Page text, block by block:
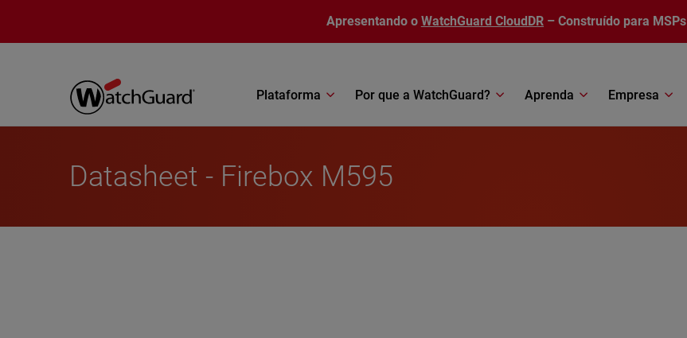
Apresentando o WatchGuard CloudDR – Construído para MSPs
Plataforma Por que a WatchGuard? Aprenda Empresa
Datasheet - Firebox M595